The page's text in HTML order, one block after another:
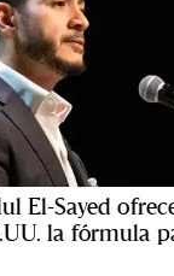
El-Sayed
la fórmula